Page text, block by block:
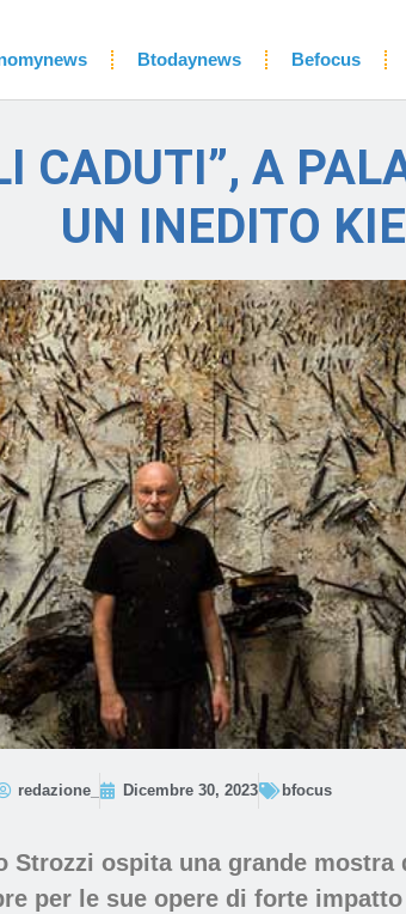
Btodaynews Befocus
CADUTI”, A
UN INEDITO
redazione_ Dicembre 30, 2023 bfocus
Strozzi ospita una grande
per le sue opere di forte